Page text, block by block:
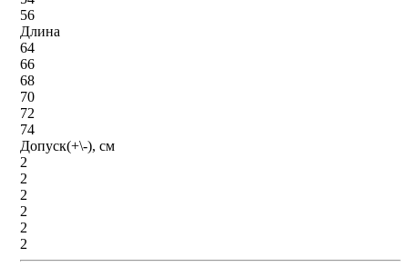
56
Длина
64
66
68
70
72
74
Допуск(+\-), см
2
2
2
2
2
2